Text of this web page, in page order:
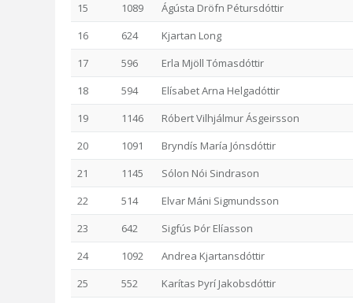
15
1089
Ágústa Dröfn Pétursdóttir
16
624
Kjartan Long
17
596
Erla Mjöll Tómasdóttir
18
594
Elísabet Arna Helgadóttir
19
1146
Róbert Vilhjálmur Ásgeirsson
20
1091
Bryndís María Jónsdóttir
21
1145
Sólon Nói Sindrason
22
514
Elvar Máni Sigmundsson
23
642
Sigfús Þór Elíasson
24
1092
Andrea Kjartansdóttir
25
552
Karítas Þyrí Jakobsdóttir